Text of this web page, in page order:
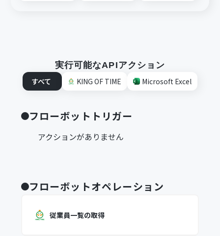
実行可能なAPIアクション
すべて
KING OF TIME Microsoft Excel
フローボットトリガー
アクションがありません
フローボットオペレーション
従業員一覧の取得